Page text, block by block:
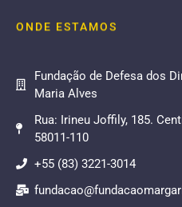
ONDE ESTAMOS
Fundação de Defesa dos
Maria Alves
Rua: Irineu Joffily, 185.
58011-110
+55 (83) 3221-3014